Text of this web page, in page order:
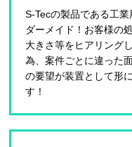
S-Tecの製品である工
ダーメイド！お客様の
大きさ等をヒアリング
為、案件ごとに違った
の要望が装置として形
す！